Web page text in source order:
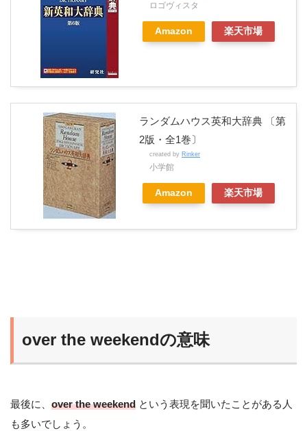
ロゴヴィスタ
Amazon 楽天市場
ランダムハウス英和大辞典 〔第
2版・全1巻〕
created by Rinker
小学館
Amazon 楽天市場
over the weekendの意味
最後に、 over the weekend という表現を聞いたことがある人
も多いでしょう。